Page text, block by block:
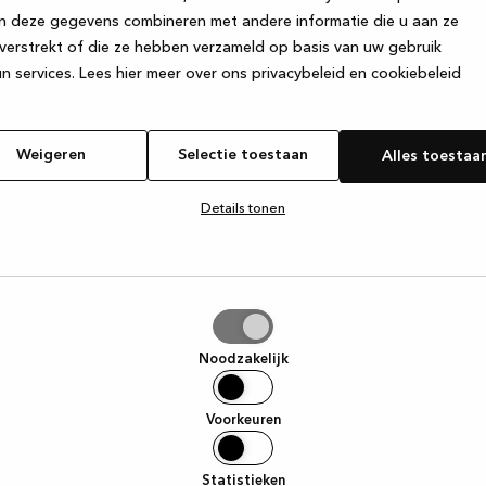
deze gegevens combineren met andere informatie die u aan ze
of die ze hebben verzameld op basis van uw gebruik
services. Lees hier meer over ons privacybeleid en cookiebeleid
Weigeren Selectie toestaan Alles
Details tonen
Noodzakelijk
Voorkeuren
Statistieken
has occurred while loadingwww.kvik.be (see the